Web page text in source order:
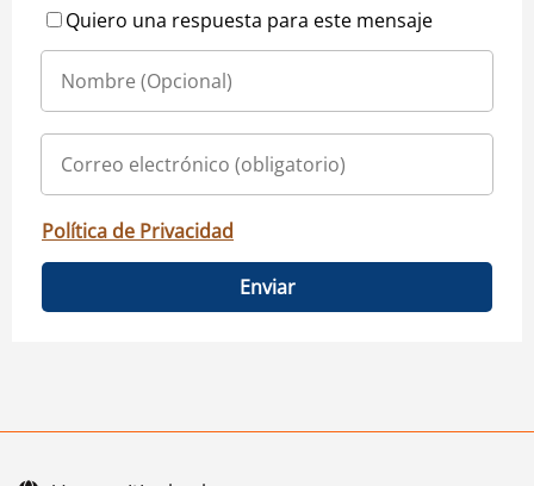
Quiero una respuesta para este mensaje
Política de Privacidad
Enviar